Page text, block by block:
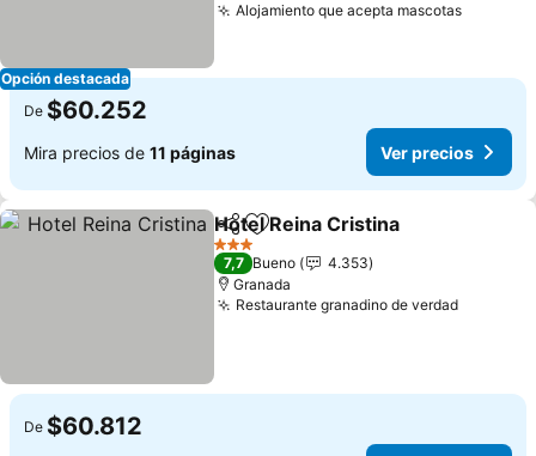
Opción destacada
Alojamiento que acepta mascotas
De $60.252
Mira precios de 11 páginas Ver precios
CompartirAgregar a favoritos
Hotel Reina Cristina
3 Estrellas
7,7 Bueno
4.353
Granada
Restaurante granadino de verdad
De $60.812